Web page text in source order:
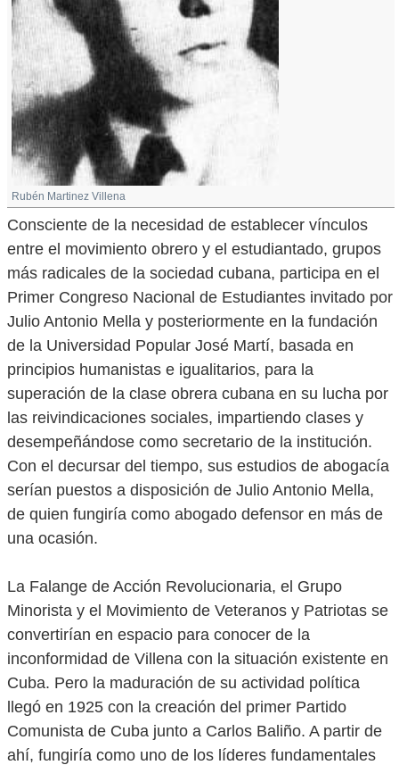
Rubén Martinez Villena
Consciente de la necesidad de establecer vínculos
entre el movimiento obrero y el estudiantado, grupos
más radicales de la sociedad cubana, participa en el
Primer Congreso Nacional de Estudiantes invitado por
Julio Antonio Mella y posteriormente en la fundación
de la Universidad Popular José Martí, basada en
principios humanistas e igualitarios, para la
superación de la clase obrera cubana en su lucha por
las reivindicaciones sociales, impartiendo clases y
desempeñándose como secretario de la institución.
Con el decursar del tiempo, sus estudios de abogacía
serían puestos a disposición de Julio Antonio Mella,
de quien fungiría como abogado defensor en más de
una ocasión.
La Falange de Acción Revolucionaria, el Grupo
Minorista y el Movimiento de Veteranos y Patriotas se
convertirían en espacio para conocer de la
inconformidad de Villena con la situación existente en
Cuba. Pero la maduración de su actividad política
llegó en 1925 con la creación del primer Partido
Comunista de Cuba junto a Carlos Baliño. A partir de
ahí, fungiría como uno de los líderes fundamentales